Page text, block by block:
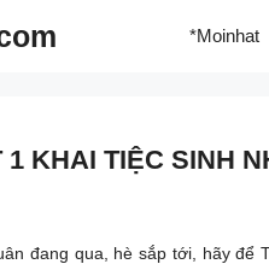
*Moinhat
1 KHAI TIỆC SINH
đang qua, hè sắp tới, hãy để